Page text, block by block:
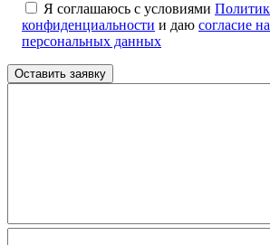
Я соглашаюсь с условиями
конфиденциальности и даю согласие
персональных данных